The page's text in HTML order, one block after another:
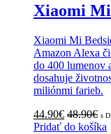
Xiaomi
Xiaomi Mi
Amazon Alexa
do 400 lumenov
dosahuje
miliónmi farieb.
44.90€ 48.90€ s
Pridať do košíka